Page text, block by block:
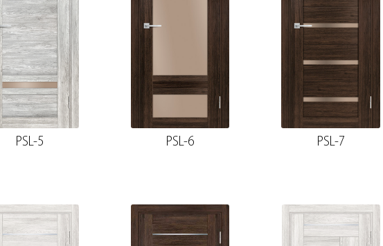
PSL-5 PSL-6 PSL-7